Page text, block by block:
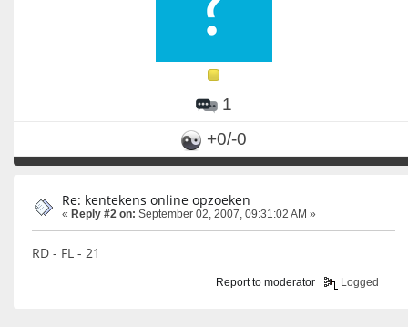
1
+0/-0
Re: kentekens online opzoeken
« Reply #2 on: September 02, 2007, 09:31:02 AM »
RD - FL - 21
Report to moderator Logged